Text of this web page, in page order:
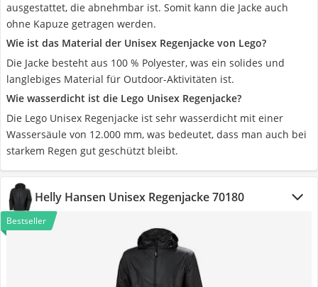
ausgestattet, die abnehmbar ist. Somit kann die Jacke auch
ohne Kapuze getragen werden.
Wie ist das Material der Unisex Regenjacke von Lego?
Die Jacke besteht aus 100 % Polyester, was ein solides und
langlebiges Material für Outdoor-Aktivitäten ist.
Wie wasserdicht ist die Lego Unisex Regenjacke?
Die Lego Unisex Regenjacke ist sehr wasserdicht mit einer
Wassersäule von 12.000 mm, was bedeutet, dass man auch bei
starkem Regen gut geschützt bleibt.
Helly Hansen Unisex Regenjacke 70180
Bestseller